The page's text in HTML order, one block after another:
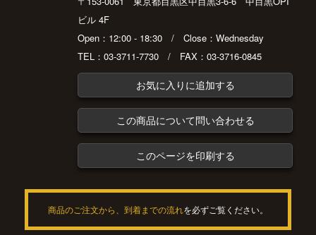
ビル 4F
Open：12:00 - 18:30 / Close：Wednesday
TEL：03-3711-7730 / FAX：03-3716-0845
お気に入りに追加する
この商品について問い合わせる
このページを印刷する
商品のご注文から、到着までの流れを必ずご覧ください。